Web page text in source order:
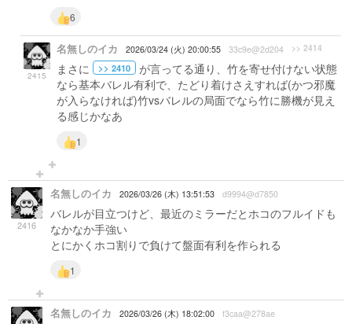
6
2415
名無しのイカ 2026/03/24 (火) 20:00:55 33c9e@2d204 >> 2414
まさに >> 2410
が言ってる通り、竹を寄せ付けない状態
なら基本バレル有利で、たどり着けさえすれば(かつ邪魔
が入らなければ)竹vsバレルの局面でなら竹に勝機が見え
る感じかなあ
1
2416
名無しのイカ 2026/03/26 (木) 13:51:53 d9994@d7850
バレルが目立つけど、最近のミラーだとホコのフルイドも
なかなか手強い
とにかくホコ割りで負けて盤面有利を作られる
1
名無しのイカ 2026/03/26 (木) 18:02:00 f3caa@278ae